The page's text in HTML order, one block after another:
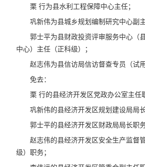
栗 行为县水利工程保障中心主任；
巩新伟为县城乡规划编制研究中心副
郭士平为县财政投资评审服务中心（
中心）主任（正科级）；
赵志伟为县信访局信访督查专员（试
免去：
栗 行的县经济开发区党政办公室主任
巩新伟的县经济开发区规划建设局局
郭士平的县经济开发区财政局局长职务
赵志伟的县经济开发区安全生产监督
级）职务；